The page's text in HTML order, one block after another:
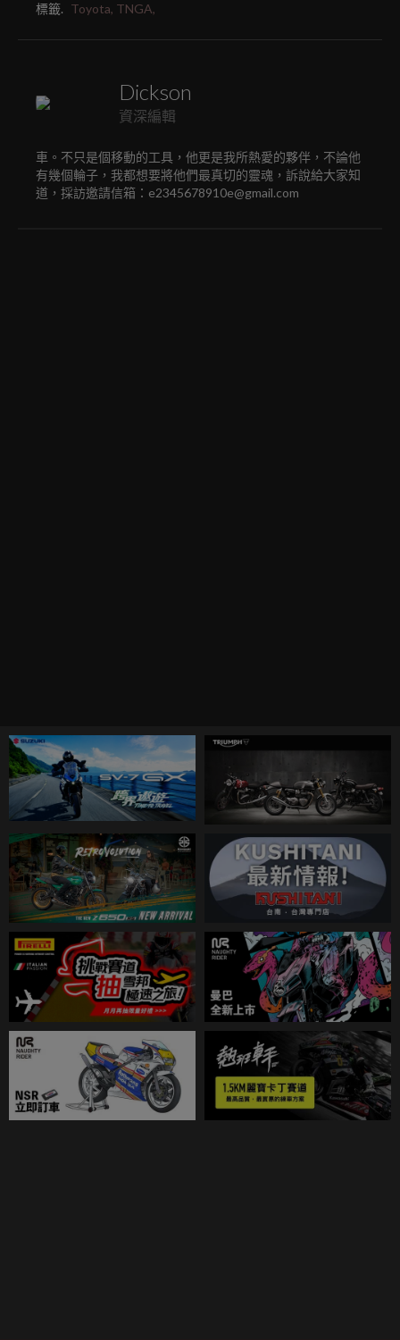
標籤. Toyota, TNGA,
Dickson
資深編輯
車。不只是個移動的工具，他更是我所熱愛的夥伴，不論他
有幾個輪子，我都想要將他們最真切的靈魂，訴說給大家知
道，採訪邀請信箱：e2345678910e@gmail.com